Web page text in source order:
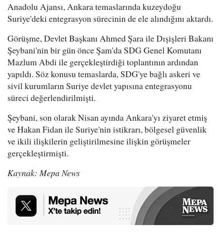
Anadolu Ajansı, Ankara temaslarında kuzeydoğu
Suriye'deki entegrasyon sürecinin de ele alındığını aktardı.
Görüşme, Devlet Başkanı Ahmed Şara ile Dışişleri Bakanı
Şeybani'nin bir gün önce Şam'da SDG Genel Komutanı
Mazlum Abdi ile gerçekleştirdiği toplantının ardından
yapıldı. Söz konusu temaslarda, SDG'ye bağlı askeri ve
sivil kurumların Suriye devlet yapısına entegrasyonu
süreci değerlendirilmişti.
Şeybani, son olarak Nisan ayında Ankara'yı ziyaret etmiş
ve Hakan Fidan ile Suriye'nin istikrarı, bölgesel güvenlik
ve ikili ilişkilerin geliştirilmesine ilişkin görüşmeler
gerçekleştirmişti.
Kaynak: Mepa News